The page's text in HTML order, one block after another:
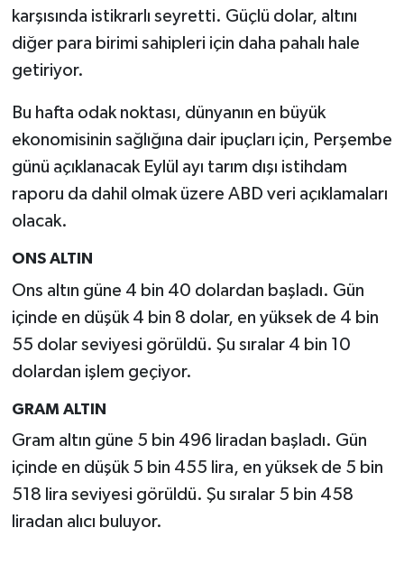
karşısında istikrarlı seyretti. Güçlü dolar, altını
diğer para birimi sahipleri için daha pahalı hale
getiriyor.
Bu hafta odak noktası, dünyanın en büyük
ekonomisinin sağlığına dair ipuçları için, Perşembe
günü açıklanacak Eylül ayı tarım dışı istihdam
raporu da dahil olmak üzere ABD veri açıklamaları
olacak.
ONS ALTIN
Ons altın güne 4 bin 40 dolardan başladı. Gün
içinde en düşük 4 bin 8 dolar, en yüksek de 4 bin
55 dolar seviyesi görüldü. Şu sıralar 4 bin 10
dolardan işlem geçiyor.
GRAM ALTIN
Gram altın güne 5 bin 496 liradan başladı. Gün
içinde en düşük 5 bin 455 lira, en yüksek de 5 bin
518 lira seviyesi görüldü. Şu sıralar 5 bin 458
liradan alıcı buluyor.